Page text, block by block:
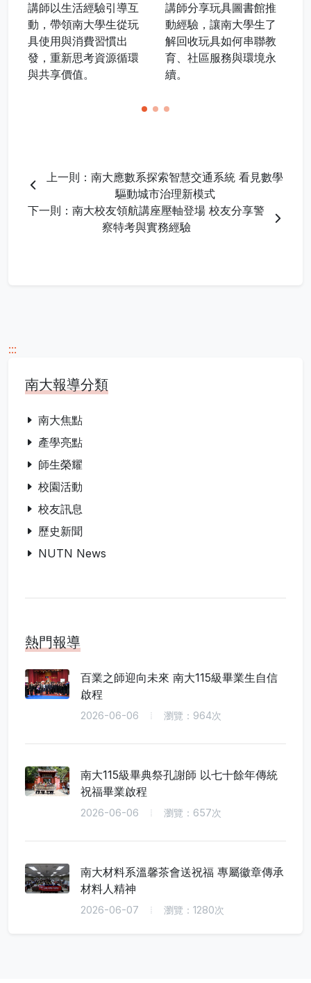
講師以生活經驗引導互
動，帶領南大學生從玩
具使用與消費習慣出
發，重新思考資源循環
與共享價值。
講師分享玩具圖書館推
動經驗，讓南大學生了
解回收玩具如何串聯教
育、社區服務與環境永
續。
上一則：南大應數系探索智慧交通系統 看見數學
驅動城市治理新模式
下一則：南大校友領航講座壓軸登場 校友分享警
察特考與實務經驗
:::
南大報導分類
南大焦點
產學亮點
師生榮耀
校園活動
校友訊息
歷史新聞
NUTN News
熱門報導
百業之師迎向未來 南大115級畢業生自信
啟程
2026-06-06 瀏覽：964次
南大115級畢典祭孔謝師 以七十餘年傳統
祝福畢業啟程
2026-06-06 瀏覽：657次
南大材料系溫馨茶會送祝福 專屬徽章傳承
材料人精神
2026-06-07 瀏覽：1280次